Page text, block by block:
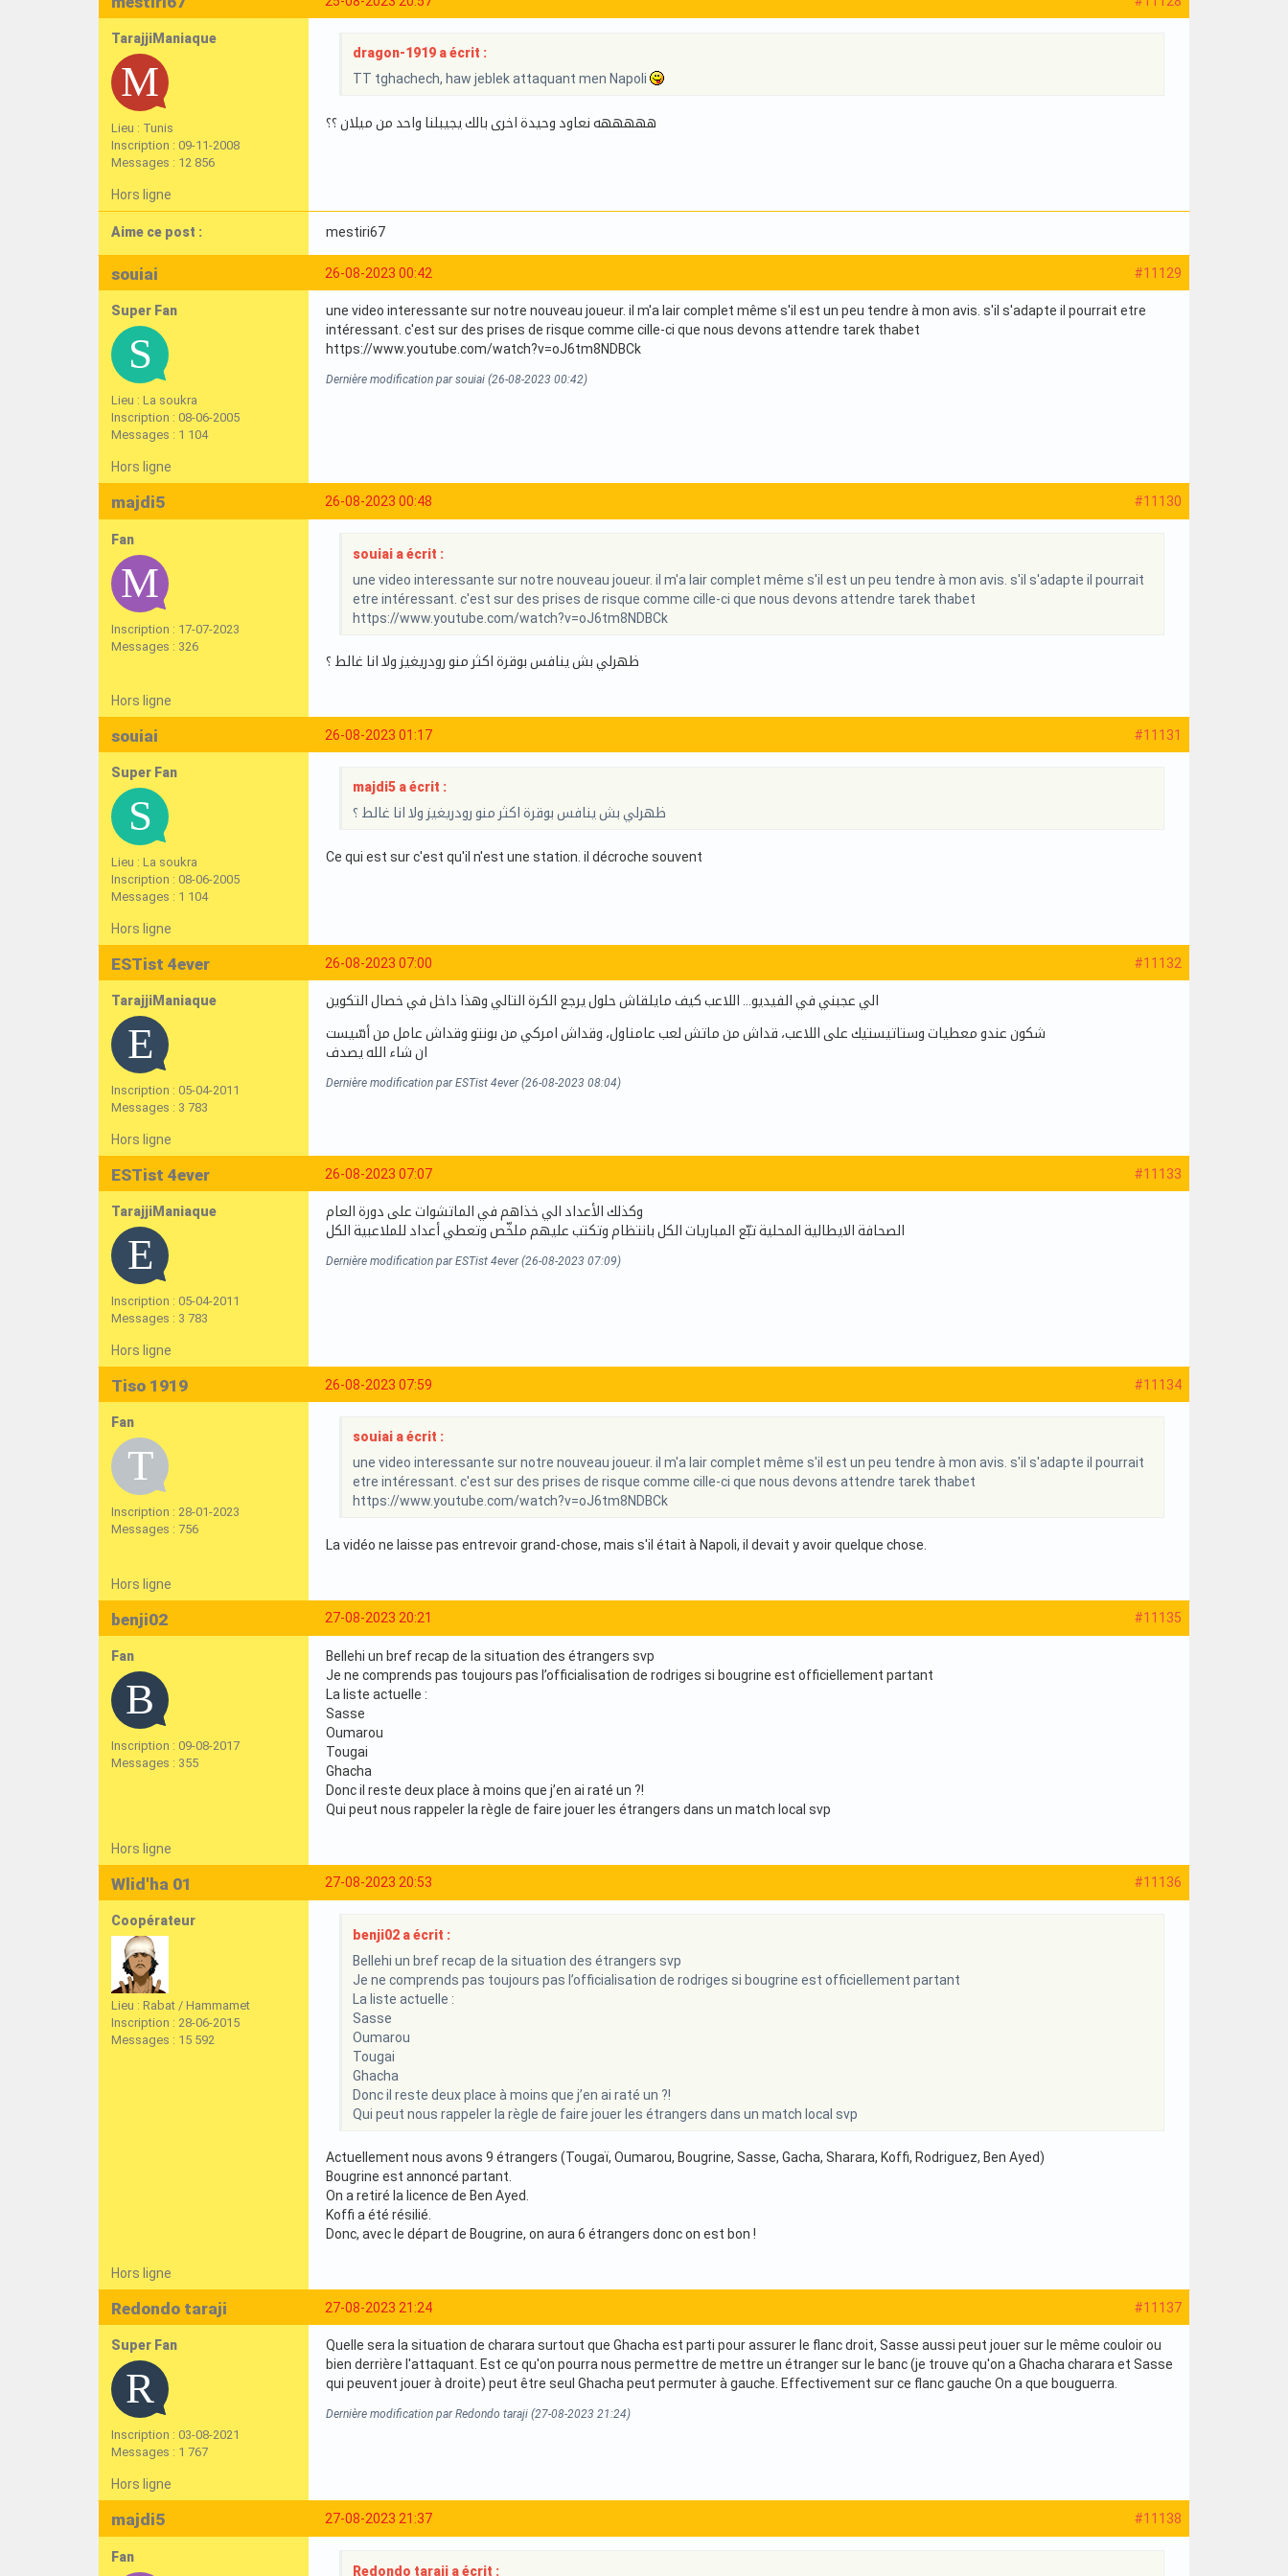
TarajjiManiaque
Lieu : Tunis
Inscription : 09-11-2008
Messages : 12 856
dragon-1919 a écrit :
TT tghachech, haw jeblek attaquant men Napoli
هههههه نعاود وحيدة اخرى بالك يجيبلنا واحد من ميلان ؟؟
Hors ligne
Aime ce post : mestiri67
#11129
26-08-2023 00:42
souiai
Super Fan
Lieu : La soukra
Inscription : 08-06-2005
Messages : 1 104
une video interessante sur notre nouveau joueur. il m'a lair complet même s'il est un peu tendre à mon avis. s'il s'adapte il pourrait etre
intéressant. c'est sur des prises de risque comme cille-ci que nous devons attendre tarek thabet
https://www.youtube.com/watch?v=oJ6tm8NDBCk
Dernière modification par souiai (26-08-2023 00:42)
Hors ligne
#11130
26-08-2023 00:48
majdi5
Fan
Inscription : 17-07-2023
Messages : 326
souiai a écrit :
une video interessante sur notre nouveau joueur. il m'a lair complet même s'il est un peu tendre à mon avis. s'il s'adapte il pourrait
etre intéressant. c'est sur des prises de risque comme cille-ci que nous devons attendre tarek thabet
https://www.youtube.com/watch?v=oJ6tm8NDBCk
ظهرلي بش ينافس بوقرة اكثر منو رودريغيز ولا انا غالط ؟
Hors ligne
#11131
26-08-2023 01:17
souiai
Super Fan
Lieu : La soukra
Inscription : 08-06-2005
Messages : 1 104
majdi5 a écrit :
ظهرلي بش ينافس بوقرة اكثر منو رودريغيز ولا انا غالط ؟
Ce qui est sur c'est qu'il n'est une station. il décroche souvent
Hors ligne
#11132
26-08-2023 07:00
ESTist 4ever
TarajjiManiaque
Inscription : 05-04-2011
Messages : 3 783
الي عجبني في الفيديو… اللاعب كيف مايلقاش حلول يرجع الكرة التالي وهذا داخل في خصال التكوين
شكون عندو معطيات وستاتيستيك على اللاعب، قداش من ماتش لعب عامناول، وقداش امركي من بونتو وقداش عامل من أسّيست
ان شاء الله يصدف
Dernière modification par ESTist 4ever (26-08-2023 08:04)
Hors ligne
#11133
26-08-2023 07:07
ESTist 4ever
TarajjiManiaque
Inscription : 05-04-2011
Messages : 3 783
وكذلك الأعداد الي خذاهم في الماتشوات على دورة العام
الصحافة الايطالية المحلية تبّع المباريات الكل بانتظام وتكتب عليهم ملخّص وتعطي أعداد للملاعبية الكل
Dernière modification par ESTist 4ever (26-08-2023 07:09)
Hors ligne
#11134
26-08-2023 07:59
Tiso 1919
Fan
Inscription : 28-01-2023
Messages : 756
souiai a écrit :
une video interessante sur notre nouveau joueur. il m'a lair complet même s'il est un peu tendre à mon avis. s'il s'adapte il pourrait
etre intéressant. c'est sur des prises de risque comme cille-ci que nous devons attendre tarek thabet
https://www.youtube.com/watch?v=oJ6tm8NDBCk
La vidéo ne laisse pas entrevoir grand-chose, mais s'il était à Napoli, il devait y avoir quelque chose.
Hors ligne
#11135
27-08-2023 20:21
benji02
Fan
Inscription : 09-08-2017
Messages : 355
Bellehi un bref recap de la situation des étrangers svp
Je ne comprends pas toujours pas l’officialisation de rodriges si bougrine est officiellement partant
La liste actuelle :
Sasse
Oumarou
Tougai
Ghacha
Donc il reste deux place à moins que j’en ai raté un ?!
Qui peut nous rappeler la règle de faire jouer les étrangers dans un match local svp
Hors ligne
#11136
27-08-2023 20:53
Wlid'ha 01
Coopérateur
Lieu : Rabat / Hammamet
Inscription : 28-06-2015
Messages : 15 592
benji02 a écrit :
Bellehi un bref recap de la situation des étrangers svp
Je ne comprends pas toujours pas l’officialisation de rodriges si bougrine est officiellement partant
La liste actuelle :
Sasse
Oumarou
Tougai
Ghacha
Donc il reste deux place à moins que j’en ai raté un ?!
Qui peut nous rappeler la règle de faire jouer les étrangers dans un match local svp
Actuellement nous avons 9 étrangers (Tougaï, Oumarou, Bougrine, Sasse, Gacha, Sharara, Koffi, Rodriguez, Ben Ayed)
Bougrine est annoncé partant.
On a retiré la licence de Ben Ayed.
Koffi a été résilié.
Donc, avec le départ de Bougrine, on aura 6 étrangers donc on est bon !
Hors ligne
#11137
27-08-2023 21:24
Redondo taraji
Super Fan
Inscription : 03-08-2021
Messages : 1 767
Quelle sera la situation de charara surtout que Ghacha est parti pour assurer le flanc droit, Sasse aussi peut jouer sur le même couloir ou
bien derrière l'attaquant. Est ce qu'on pourra nous permettre de mettre un étranger sur le banc (je trouve qu'on a Ghacha charara et Sasse
qui peuvent jouer à droite) peut être seul Ghacha peut permuter à gauche. Effectivement sur ce flanc gauche On a que bouguerra.
Dernière modification par Redondo taraji (27-08-2023 21:24)
Hors ligne
#11138
27-08-2023 21:37
majdi5
Fan
Redondo taraji a écrit :